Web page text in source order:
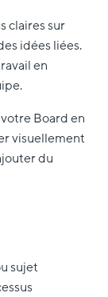
claires sur
idées liées.
en
Board en
visuellement
du
sujet